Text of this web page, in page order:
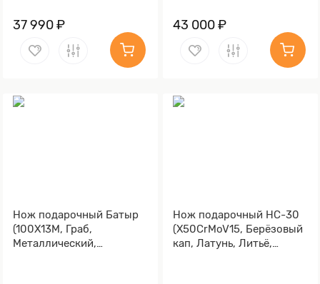
37 990 ₽
гарды и тыльника)
43 000 ₽
Нож подарочный Батыр
(100Х13М, Граб,
Металлический,
Нож подарочный НС-30
(X50CrMoV15, Берёзовый
кап, Латунь, Литьё,